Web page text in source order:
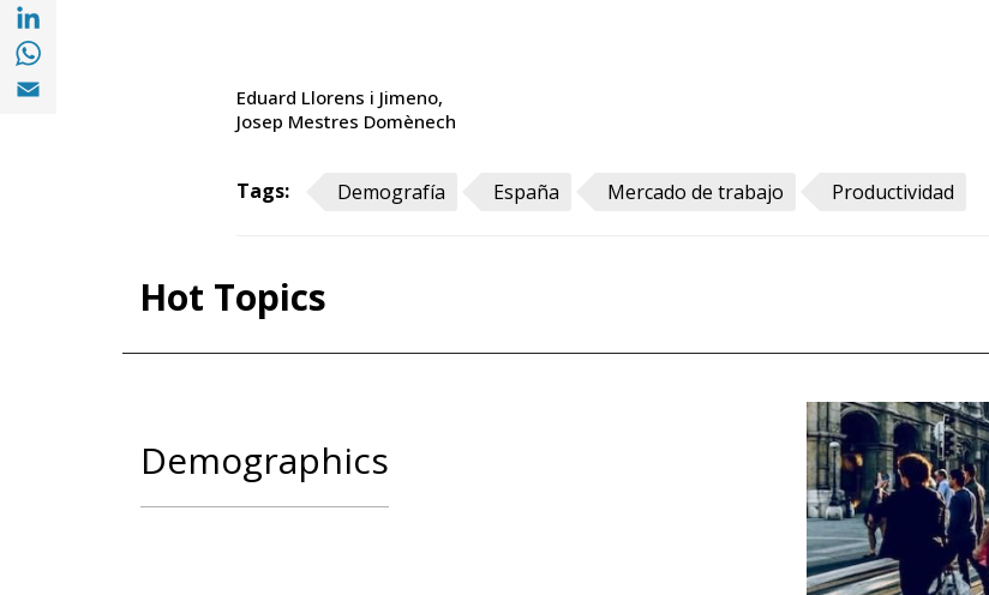
Eduard Llorens i Jimeno
Josep Mestres Domènech
Tags: Demografía España Mercado de trabajo Productividad
Hot Topics
Demographics